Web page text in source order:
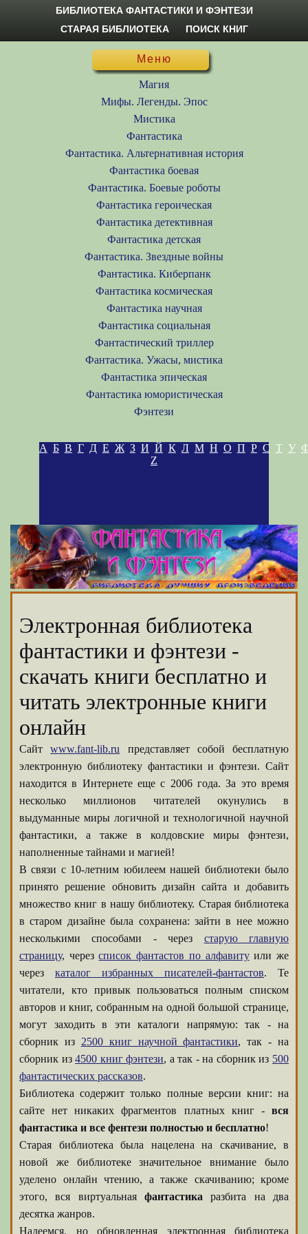
БИБЛИОТЕКА ФАНТАСТИКИ И ФЭНТЕЗИ
СТАРАЯ БИБЛИОТЕКА
ПОИСК КНИГ
Меню
Магия
Мифы. Легенды. Эпос
Мистика
Фантастика
Фантастика. Альтернативная история
Фантастика боевая
Фантастика. Боевые роботы
Фантастика героическая
Фантастика детективная
Фантастика детская
Фантастика. Звездные войны
Фантастика. Киберпанк
Фантастика космическая
Фантастика научная
Фантастика социальная
Фантастический триллер
Фантастика. Ужасы, мистика
Фантастика эпическая
Фантастика юмористическая
Фэнтези
А Б В Г Д Е Ж З И Й К Л М Н О П Р С Т У
Z
Электронная библиотека
фантастики и фэнтези -
скачать книги бесплатно и
читать электронные книги
онлайн
Сайтwww.fant-lib.ru представляет собой бесплатную
электронную библиотеку фантастики и фэнтези. Сайт
находится в Интернете еще с 2006 года. За это время
несколько миллионов читателей окунулись в
выдуманные миры логичной и технологичной научной
фантастики, а также в колдовские миры фэнтези,
наполненные тайнами и магией!
В связи с 10-летним юбилеем нашей библиотеки было
принято решение обновить дизайн сайта и добавить
множество книг в нашу библиотеку. Старая библиотека
в старом дизайне была сохранена: зайти в нее можно
несколькими способами - через старую главную
страницу, черезсписок фантастов по алфавитуили же
через каталог избранных писателей-фантастов. Те
читатели, кто привык пользоваться полным списком
авторов и книг, собранным на одной большой странице,
могут заходить в эти каталоги напрямую: так - на
сборник из 2500 книг научной фантастики, так - на
сборник из4500 книг фэнтези, а так - на сборник из 500
фантастических рассказов.
Библиотека содержит только полные версии книг: на
сайте нет никаких фрагментов платных книг - вся
фантастика и все фентези полностью и бесплатно!
Старая библиотека была нацелена на скачивание, в
новой же библиотеке значительное внимание было
уделено онлайн чтению, а также скачиванию; кроме
этого, вся виртуальная фантастика разбита на два
десятка жанров.
Надеемся, но обновленная электронная библиотека